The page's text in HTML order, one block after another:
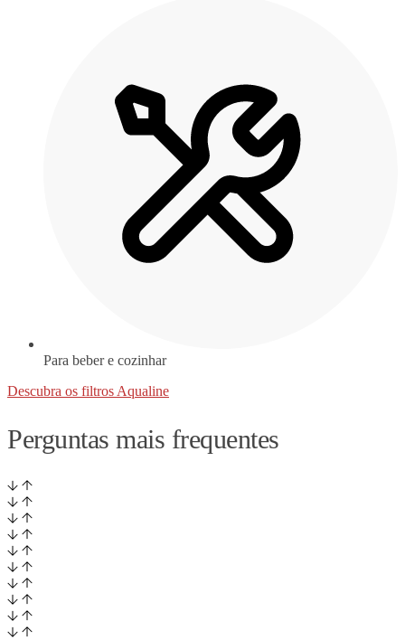
Para beber e cozinhar
Descubra os filtros Aqualine
Perguntas mais frequentes